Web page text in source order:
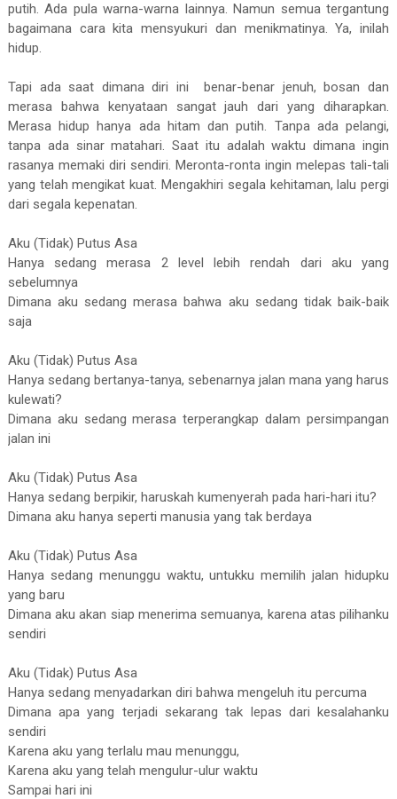
putih. Ada pula warna-warna lainnya. Namun semua tergantung
bagaimana cara kita mensyukuri dan menikmatinya. Ya, inilah
hidup.
Tapi ada saat dimana diri ini benar-benar jenuh, bosan dan
merasa bahwa kenyataan sangat jauh dari yang diharapkan.
Merasa hidup hanya ada hitam dan putih. Tanpa ada pelangi,
tanpa ada sinar matahari. Saat itu adalah waktu dimana ingin
rasanya memaki diri sendiri. Meronta-ronta ingin melepas tali-tali
yang telah mengikat kuat. Mengakhiri segala kehitaman, lalu pergi
dari segala kepenatan.
Aku (Tidak) Putus Asa
Hanya sedang merasa 2 level lebih rendah dari aku yang
sebelumnya
Dimana aku sedang merasa bahwa aku sedang tidak baik-baik
saja
Aku (Tidak) Putus Asa
Hanya sedang bertanya-tanya, sebenarnya jalan mana yang harus
kulewati?
Dimana aku sedang merasa terperangkap dalam persimpangan
jalan ini
Aku (Tidak) Putus Asa
Hanya sedang berpikir, haruskah kumenyerah pada hari-hari itu?
Dimana aku hanya seperti manusia yang tak berdaya
Aku (Tidak) Putus Asa
Hanya sedang menunggu waktu, untukku memilih jalan hidupku
yang baru
Dimana aku akan siap menerima semuanya, karena atas pilihanku
sendiri
Aku (Tidak) Putus Asa
Hanya sedang menyadarkan diri bahwa mengeluh itu percuma
Dimana apa yang terjadi sekarang tak lepas dari kesalahanku
sendiri
Karena aku yang terlalu mau menunggu,
Karena aku yang telah mengulur-ulur waktu
Sampai hari ini